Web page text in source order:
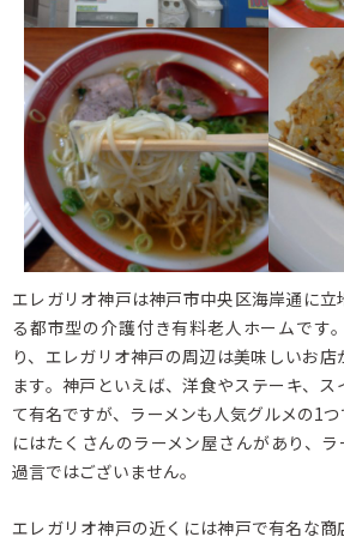
エレガリオ神戸は神戸市中央区海岸通に
る都市型の介護付き有料老人ホームです
り、エレガリオ神戸の周辺は美味しいお
ます。神戸といえば、洋食やステーキ、
て有名ですが、ラーメンも人気グルメの1
にはたくさんのラーメン屋さんがあり、
過言ではございません。
エレガリオ神戸の近くには神戸で有名な